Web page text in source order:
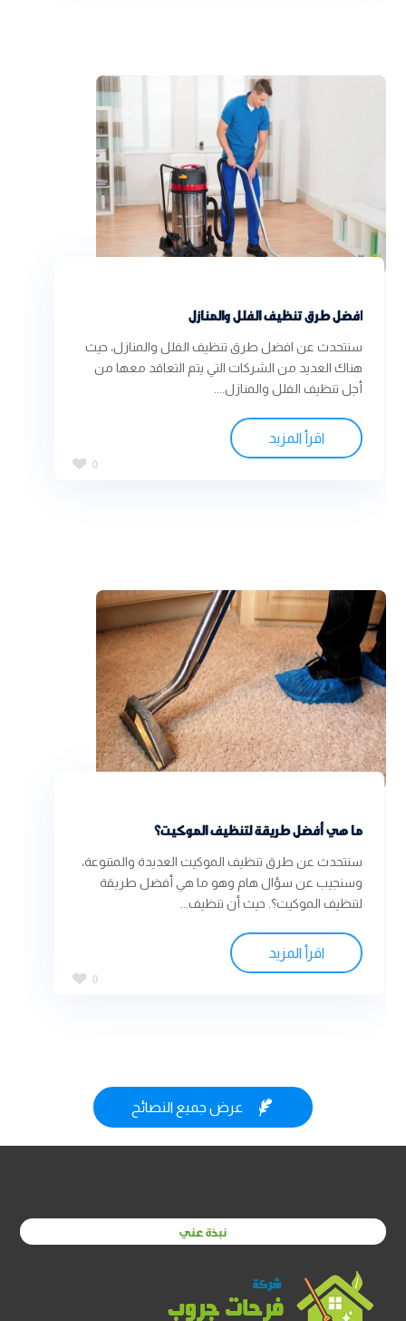
افضل طرق تنظيف الفلل والمنازل
سنتحدث عن افضل طرق تنظيف الفلل والمنازل، حيث
هناك العديد من الشركات التي يتم التعاقد معها من
أجل تنظيف الفلل والمنازل....
اقرأ المزيد
0
ما هي أفضل طريقة لتنظيف الموكيت؟
سنتحدث عن طرق تنظيف الموكيت العديدة والمتنوعة،
وسنجيب عن سؤال هام وهو ما هي أفضل طريقة
لتنظيف الموكيت؟. حيث أن تنظيف...
اقرأ المزيد
0
 عرض جميع النصائح
نبذة عني